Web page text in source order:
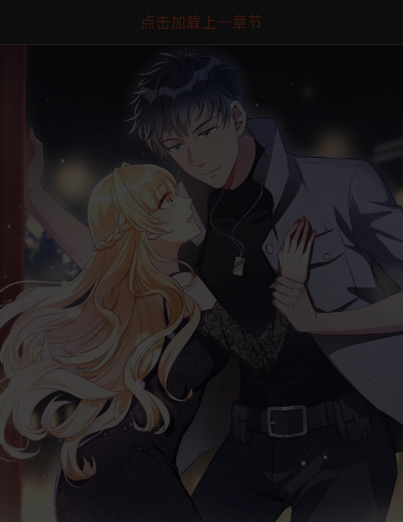
点击加载上一章节